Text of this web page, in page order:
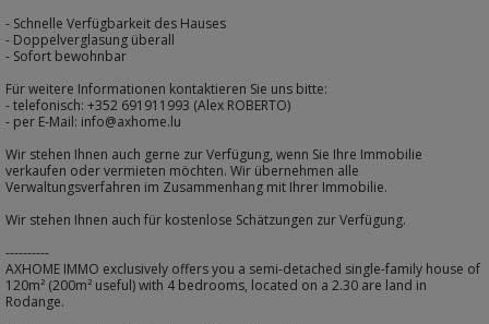
- Schnelle Verfügbarkeit des Hauses
- Doppelverglasung überall
- Sofort bewohnbar
Für weitere Informationen kontaktieren Sie uns bitte:
- telefonisch: +352 691911993 (Alex ROBERTO)
- per E-Mail: info@axhome.lu
Wir stehen Ihnen auch gerne zur Verfügung, wenn Sie Ihre Immobilie
verkaufen oder vermieten möchten. Wir übernehmen alle
Verwaltungsverfahren im Zusammenhang mit Ihrer Immobilie.
Wir stehen Ihnen auch für kostenlose Schätzungen zur Verfügung.
----------
AXHOME IMMO exclusively offers you a semi-detached single-family house of
120m² (200m² useful) with 4 bedrooms, located on a 2.30 are land in
Rodange.